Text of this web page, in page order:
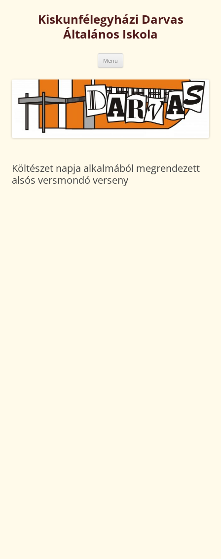
tartalombaKiskunfélegyházi Darvas
Általános Iskola
Menü
Költészet napja alkalmából megrendezett
alsós versmondó verseny